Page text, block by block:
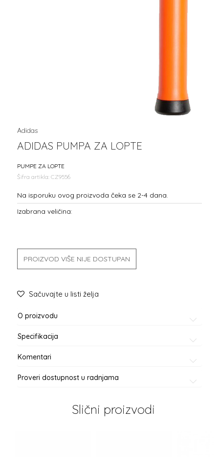
Adidas
ADIDAS PUMPA ZA LOPTE
PUMPE ZA LOPTE
Šifra artikla: CZ9556
Na isporuku ovog proizvoda čeka se 2-4 dana.
Izabrana veličina:
PROIZVOD VIŠE NIJE DOSTUPAN
Sačuvajte u listi želja
O proizvodu
Specifikacija
Komentari
Proveri dostupnost u radnjama
Slični proizvodi